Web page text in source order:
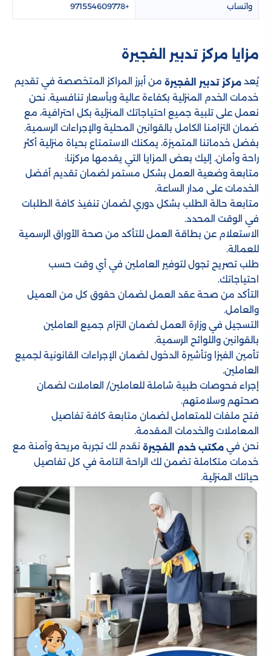
واتساب +971554609778
مزايا مركز تدبير الفجيرة
يُعد مركز تدبير الفجيرة من أبرز المراكز المتخصصة في تقديم
خدمات الخدم المنزلية بكفاءة عالية وبأسعار تنافسية. نحن
نعمل على تلبية جميع احتياجاتك المنزلية بكل احترافية، مع
ضمان التزامنا الكامل بالقوانين المحلية والإجراءات الرسمية.
بفضل خدماتنا المتميزة، يمكنك الاستمتاع بحياة منزلية أكثر
راحة وأمان. إليك بعض المزايا التي يقدمها مركزنا:
متابعة وضعية العمل بشكل مستمر لضمان تقديم أفضل
الخدمات على مدار الساعة.
متابعة حالة الطلب بشكل دوري لضمان تنفيذ كافة الطلبات
في الوقت المحدد.
الاستعلام عن بطاقة العمل للتأكد من صحة الأوراق الرسمية
للعمالة.
طلب تصريح تجول لتوفير العاملين في أي وقت حسب
احتياجاتك.
التأكد من صحة عقد العمل لضمان حقوق كل من العميل
والعامل.
التسجيل في وزارة العمل لضمان التزام جميع العاملين
بالقوانين واللوائح الرسمية.
تأمين الفيزا وتأشيرة الدخول لضمان الإجراءات القانونية لجميع
العاملين.
إجراء فحوصات طبية شاملة للعاملين/ العاملات لضمان
صحتهم وسلامتهم.
فتح ملفات للمتعامل لضمان متابعة كافة تفاصيل
المعاملات والخدمات المقدمة.
نحن في مكتب خدم الفجيرة نقدم لك تجربة مريحة وآمنة مع
خدمات متكاملة تضمن لك الراحة التامة في كل تفاصيل
حياتك المنزلية.